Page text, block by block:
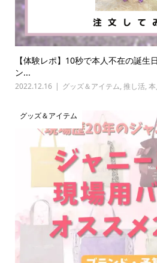
【体験レポ】10秒で本人不在の誕生
ン...
2022.12.16 グッズ＆アイテム, 推し活,
グッズ＆アイテム